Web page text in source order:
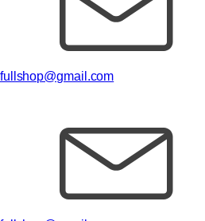
fullshop@gmail.com